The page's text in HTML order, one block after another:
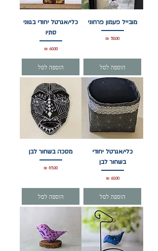
מובייל פעמון פרחוני
מחיר
הוספה לסל
כלי/אגרטל יחודי בגווני
סתיו
מחיר‏60.00 ‏₪
הוספה לסל
כלי/אגרטל יחודי
בשחור לבן
מחיר‏60.00 ‏₪
הוספה לסל
מסכה בשחור לבן
מחיר
הוספה לסל